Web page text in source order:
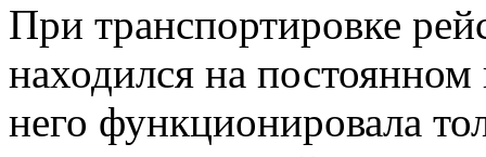
При транспортировке
находился на постоянном
него функционировала